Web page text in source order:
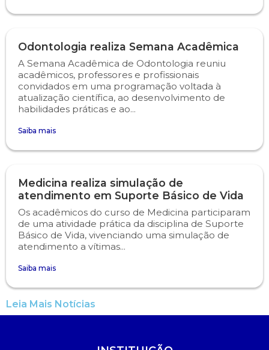
Odontologia realiza Semana Acadêmica
A Semana Acadêmica de Odontologia reuniu
acadêmicos, professores e profissionais
convidados em uma programação voltada à
atualização científica, ao desenvolvimento de
habilidades práticas e ao...
Saiba mais
Medicina realiza simulação de
atendimento em Suporte Básico de Vida
Os acadêmicos do curso de Medicina participaram
de uma atividade prática da disciplina de Suporte
Básico de Vida, vivenciando uma simulação de
atendimento a vítimas...
Saiba mais
Leia Mais Notícias